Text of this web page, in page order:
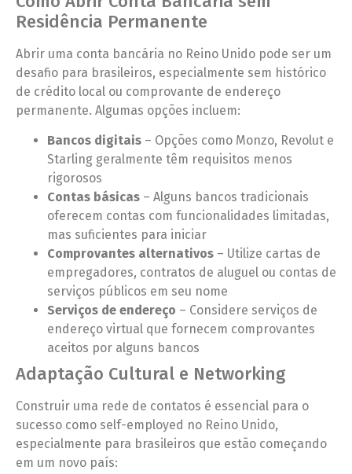
Residência Permanente
Abrir uma conta bancária no Reino Unido pode ser um
desafio para brasileiros, especialmente sem histórico
de crédito local ou comprovante de endereço
permanente. Algumas opções incluem:
Bancos digitais – Opções como Monzo, Revolut e
Starling geralmente têm requisitos menos
rigorosos
Contas básicas – Alguns bancos tradicionais
oferecem contas com funcionalidades limitadas,
mas suficientes para iniciar
Comprovantes alternativos – Utilize cartas de
empregadores, contratos de aluguel ou contas de
serviços públicos em seu nome
Serviços de endereço – Considere serviços de
endereço virtual que fornecem comprovantes
aceitos por alguns bancos
Adaptação Cultural e Networking
Construir uma rede de contatos é essencial para o
sucesso como self-employed no Reino Unido,
especialmente para brasileiros que estão começando
em um novo país: